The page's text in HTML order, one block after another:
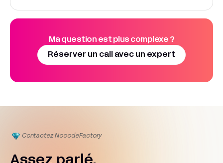
Le plugin Figma-to-Webflow permet de synchroniser
les designs, mais pour de grandes pages, mieux vaut
Ma question est plus complexe ?
Réserver un call avec un expert
Contactez NocodeFactory